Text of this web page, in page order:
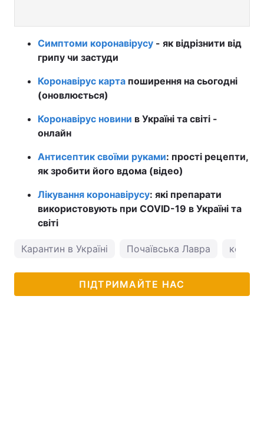
Симптоми коронавірусу - як відрізнити від
грипу чи застуди
Коронавірус карта поширення на сьогодні
(оновлюється)
Коронавірус новини в Україні та світі -
онлайн
Антисептик своїми руками: прості рецепти,
як зробити його вдома (відео)
Лікування коронавірусу: які препарати
використовують при COVID-19 в Україні та
світі
Карантин в Україні Почаївська Лавра
ПІДТРИМАЙТЕ НАС